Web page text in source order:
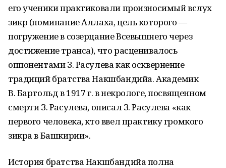
его ученики практиковали произносимый вслух
зикр (поминание Аллаха, цель которого —
погружение в созерцание Всевышнего через
достижение транса), что расценивалось
оппонентами З. Расулева как осквернение
традиций братства Накшбандийа. Академик
В. Бартольд в 1917 г. в некрологе, посвященном
смерти З. Расулева, описал З. Расулева «как
первого человека, кто ввел практику громкого
зикра в Башкирии».
История братства Накшбандийа полна